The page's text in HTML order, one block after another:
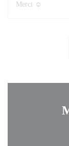
Merci ☺️